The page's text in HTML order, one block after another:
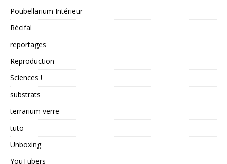
Poubellarium Intérieur
Récifal
reportages
Reproduction
Sciences !
substrats
terrarium verre
tuto
Unboxing
YouTubers